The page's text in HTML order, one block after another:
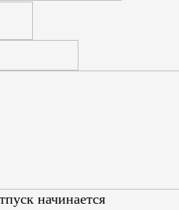
начинается